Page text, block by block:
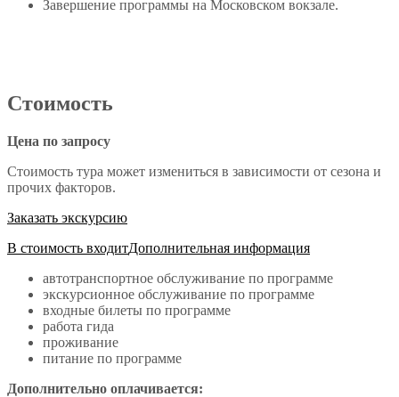
Завершение программы на Московском вокзале.
Стоимость
Цена по запросу
Стоимость тура может измениться в зависимости от сезона и
прочих факторов.
Заказать экскурсию
В стоимость входитДополнительная информация
автотранспортное обслуживание по программе
экскурсионное обслуживание по программе
входные билеты по программе
работа гида
проживание
питание по программе
Дополнительно оплачивается: